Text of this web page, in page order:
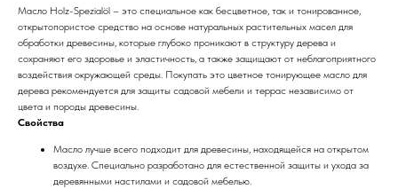
Масло Holz-Spezialöl – это специальное как бесцветное, так и тонированное,
открытопористое средство на основе натуральных растительных масел для
обработки древесины, которые глубоко проникают в структуру дерева и
сохраняют его здоровье и эластичность, а также защищают от неблагоприятного
воздействия окружающей среды. Покупать это цветное тонирующее масло для
дерева рекомендуется для защиты садовой мебели и террас независимо от
цвета и породы древесины.
Свойства
Масло лучше всего подходит для древесины, находящейся на открытом
воздухе. Специально разработано для естественной защиты и ухода за
деревянными настилами и садовой мебелью.